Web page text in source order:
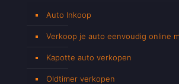
Auto Inkoop
Verkoop je auto eenvoudig online
Kapotte auto verkopen
Oldtimer verkopen